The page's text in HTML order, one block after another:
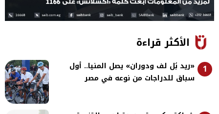
الأكثر قراءة
1
«ريد بُل لف ودوران» يصل المنيا.. أول
سباق للدراجات من نوعه في مصر